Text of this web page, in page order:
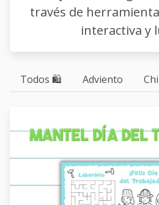
través de
interactiva y
Todos 🛍 Adviento